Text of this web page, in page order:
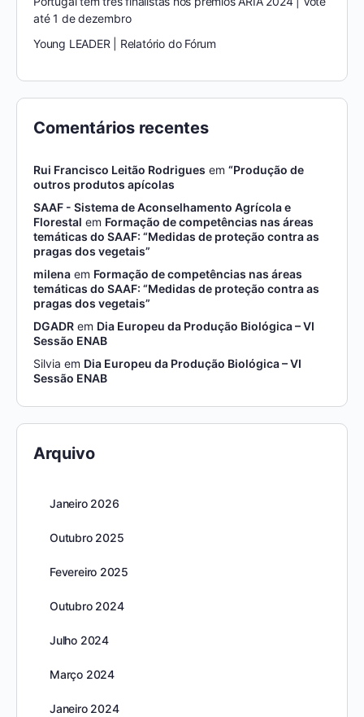
até 1 de dezembro
Young LEADER | Relatório do Fórum
Comentários recentes
Rui Francisco Leitão Rodrigues em “Produção de
outros produtos apícolas
SAAF - Sistema de Aconselhamento Agrícola e
Florestal em Formação de competências nas áreas
temáticas do SAAF: “Medidas de proteção contra as
pragas dos vegetais”
milena em Formação de competências nas áreas
temáticas do SAAF: “Medidas de proteção contra as
pragas dos vegetais”
DGADR em Dia Europeu da Produção Biológica – VI
Sessão ENAB
Silvia em Dia Europeu da Produção Biológica – VI
Sessão ENAB
Arquivo
Janeiro 2026
Outubro 2025
Fevereiro 2025
Outubro 2024
Julho 2024
Março 2024
Janeiro 2024